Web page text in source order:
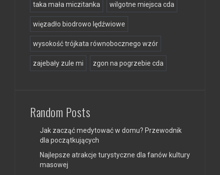
taka mała miczitanka wilgotne miejsca cda
więzadło biodrowo lędźwiowe
wysokość trójkata równobocznego wzór
zajebały zule mi zgon na pogrzebie cda
Random Posts
Jak zacząć medytować w domu? Przewodnik
dla początkujących
Najlepsze atrakcje turystyczne dla fanów kultury
masowej